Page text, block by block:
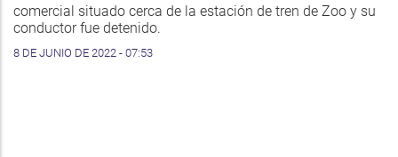
comercial situado cerca de la estación de tren de Zoo y su
conductor fue detenido.
8 DE JUNIO DE 2022 - 07:53